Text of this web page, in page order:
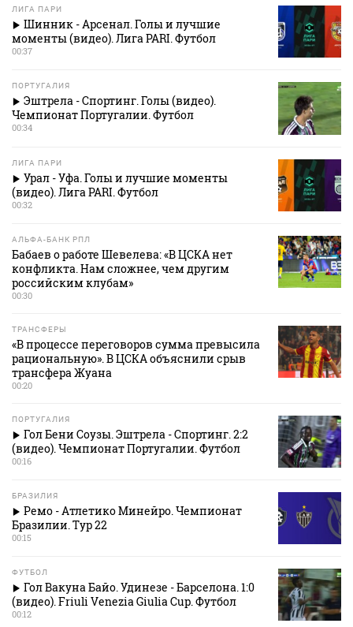
ЛИГА ПАРИ
Шинник - Арсенал. Голы и лучшие
моменты (видео). Лига PARI. Футбол
00:37
ПОРТУГАЛИЯ
Эштрела - Спортинг. Голы (видео).
Чемпионат Португалии. Футбол
00:34
ЛИГА ПАРИ
Урал - Уфа. Голы и лучшие моменты
(видео). Лига PARI. Футбол
00:32
АЛЬФА-БАНК РПЛ
Бабаев о работе Шевелева: «В ЦСКА нет
конфликта. Нам сложнее, чем другим
российским клубам»
00:30
ТРАНСФЕРЫ
«В процессе переговоров сумма превысила
рациональную». В ЦСКА объяснили срыв
трансфера Жуана
00:20
ПОРТУГАЛИЯ
Гол Бени Соузы. Эштрела - Спортинг. 2:2
(видео). Чемпионат Португалии. Футбол
00:16
БРАЗИЛИЯ
Ремо - Атлетико Минейро. Чемпионат
Бразилии. Тур 22
00:15
ФУТБОЛ
Гол Вакуна Байо. Удинезе - Барселона. 1:0
(видео). Friuli Venezia Giulia Cup. Футбол
00:12